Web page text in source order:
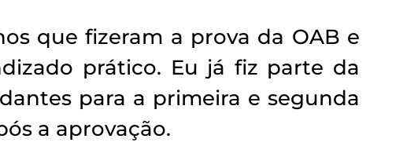
que fizeram a prova da OAB e
prático. Eu já fiz parte da
para a primeira e segunda
a aprovação.